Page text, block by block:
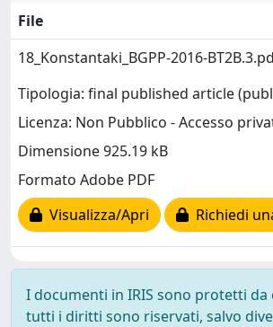
File
18_Konstantaki_BGPP-2016-
Tipologia: final published article
Licenza: Non Pubblico - Accesso
Dimensione 925.19 kB
Formato Adobe PDF
Visualizza/Apri
Richiedi
I documenti in IRIS sono protetti
tutti i diritti sono riservati, salvo